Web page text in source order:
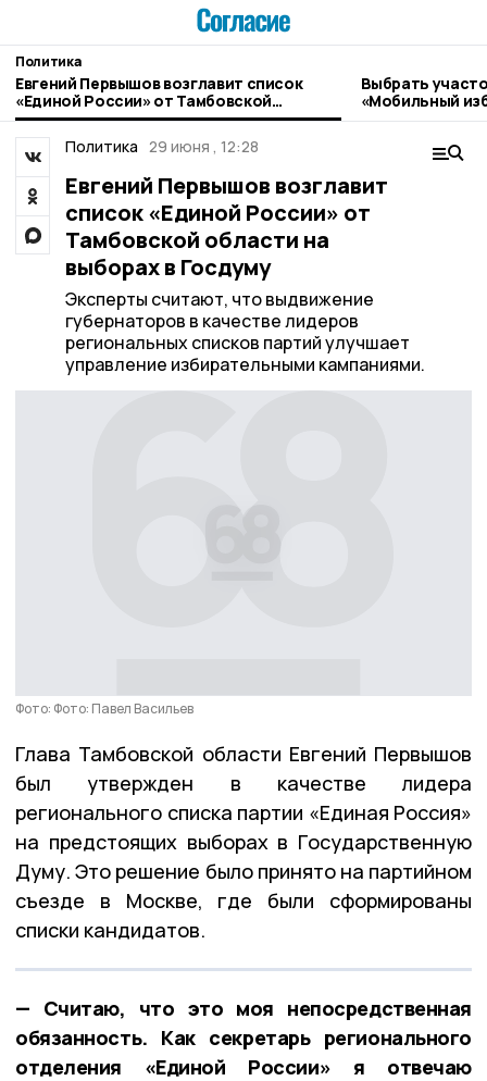
Политика
Евгений Первышов возглавит список
«Единой России» от Тамбовской
области на выборах в Госдуму
Выбрать
«Мобильный
Моршанска
Политика 29 июня , 12:28
Евгений Первышов возглавит
список «Единой России» от
Тамбовской области на
выборах в Госдуму
Эксперты считают, что выдвижение
губернаторов в качестве лидеров
региональных списков партий улучшает
управление избирательными кампаниями.
Фото: Фото: Павел Васильев
Глава Тамбовской области Евгений Первышов
был утвержден в качестве лидера
регионального списка партии «Единая Россия»
на предстоящих выборах в Государственную
Думу. Это решение было принято на партийном
съезде в Москве, где были сформированы
списки кандидатов.
— Считаю, что это моя непосредственная
обязанность. Как секретарь регионального
отделения «Единой России» я отвечаю